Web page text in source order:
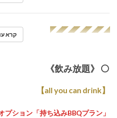
◢◤◢◤◢◤◢◤◢◤
קרא
⚪️ 《飲み放題》
【all you can drink】
追加オプション